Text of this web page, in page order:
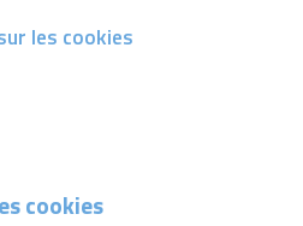
les cookies
cookies